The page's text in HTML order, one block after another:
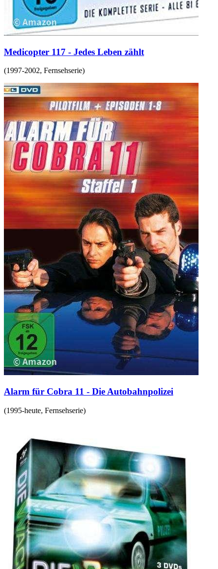
Medicopter 117 - Jedes Leben zählt
(1997-2002, Fernsehserie)
Alarm für Cobra 11 - Die Autobahnpolizei
(1995-heute, Fernsehserie)